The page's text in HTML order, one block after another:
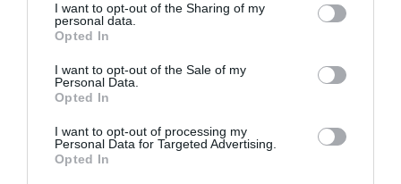
I want to opt-out of the Sharing of my
personal data.
Opted In
I want to opt-out of the Sale of my
Personal Data.
Opted In
I want to opt-out of processing my
Personal Data for Targeted Advertising.
Opted In
CASTELO BRANCO
Sertã: Época desportiva de
Natação do CCD termina com
Nacionais
28 DE JULHO, 2026